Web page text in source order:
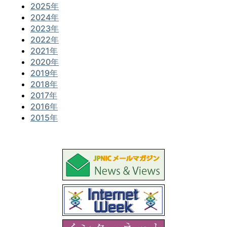
2025年
2024年
2023年
2022年
2021年
2020年
2019年
2018年
2017年
2016年
2015年